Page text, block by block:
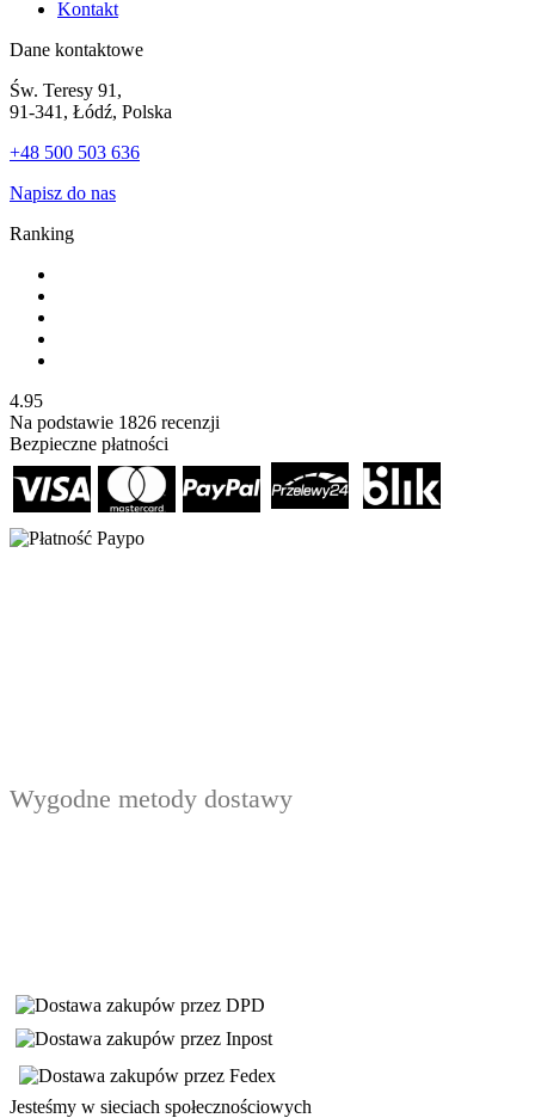
Kontakt
Dane kontaktowe
Św. Teresy 91,
91-341, Łódź, Polska
+48 500 503 636
Napisz do nas
Ranking
4.95
Na podstawie 1826 recenzji
Bezpieczne płatności
Wygodne metody dostawy
Jesteśmy w sieciach społecznościowych